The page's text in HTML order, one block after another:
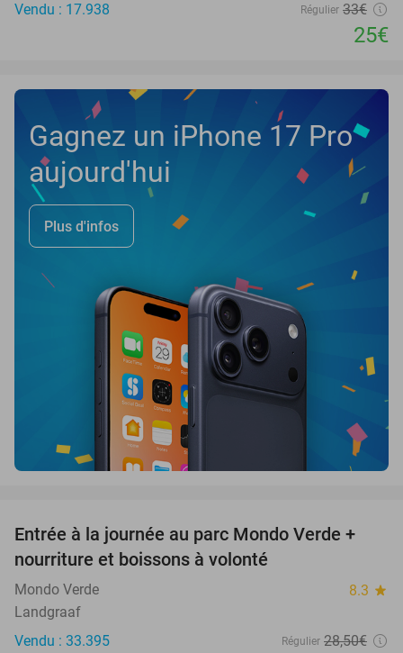
Vendu : 17.938 Régulier 33€
25€
Gagnez un iPhone 17 Pro
aujourd'hui
Plus d'infos
25%
Entrée à la journée au parc Mondo Verde +
nourriture et boissons à volonté
Mondo Verde 8.3 star
Landgraaf
Vendu : 33.395
Régulier 28,50€